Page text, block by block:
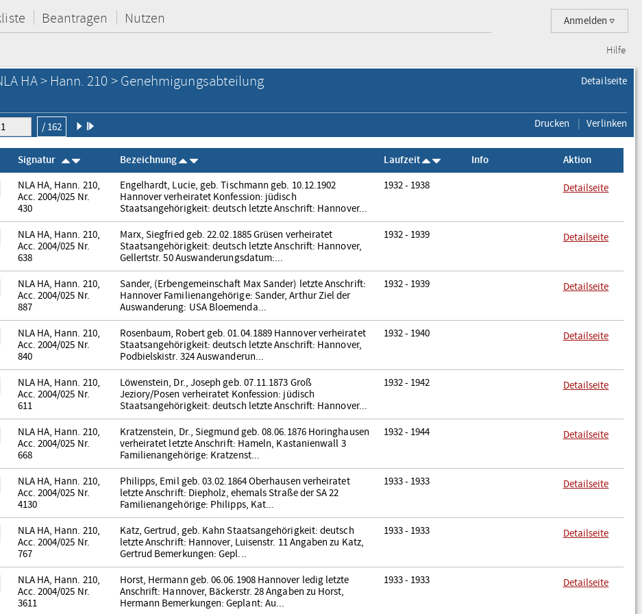
Anmelden
Beantragen Nutzen
Hilfe
Detailseite
HA > Hann. 210 > Genehmigungsabteilung
/ 162 Drucken Verlinken
Signatur Bezeichnung Laufzeit Info Aktion
NLA HA, Hann. 210,
Acc. 2004/025 Nr.
430
Engelhardt, Lucie, geb. Tischmann geb. 10.12.1902
Hannover verheiratet Konfession: jüdisch
Staatsangehörigkeit: deutsch letzte Anschrift: Hannover...
1932 - 1938 Detailseite
NLA HA, Hann. 210,
Acc. 2004/025 Nr.
638
Marx, Siegfried geb. 22.02.1885 Grüsen verheiratet
Staatsangehörigkeit: deutsch letzte Anschrift: Hannover,
Gellertstr. 50 Auswanderungsdatum:...
1932 - 1939 Detailseite
NLA HA, Hann. 210,
Acc. 2004/025 Nr.
887
Sander, (Erbengemeinschaft Max Sander) letzte Anschrift:
Hannover Familienangehörige: Sander, Arthur Ziel der
Auswanderung: USA Bloemenda...
1932 - 1939 Detailseite
NLA HA, Hann. 210,
Acc. 2004/025 Nr.
840
Rosenbaum, Robert geb. 01.04.1889 Hannover verheiratet
Staatsangehörigkeit: deutsch letzte Anschrift: Hannover,
Podbielskistr. 324 Auswanderun...
1932 - 1940 Detailseite
NLA HA, Hann. 210,
Acc. 2004/025 Nr.
611
Löwenstein, Dr., Joseph geb. 07.11.1873 Groß
Jeziory/Posen verheiratet Konfession: jüdisch
Staatsangehörigkeit: deutsch letzte Anschrift: Hannover...
1932 - 1942 Detailseite
NLA HA, Hann. 210,
Acc. 2004/025 Nr.
668
Kratzenstein, Dr., Siegmund geb. 08.06.1876 Horinghausen
verheiratet letzte Anschrift: Hameln, Kastanienwall 3
Familienangehörige: Kratzenst...
1932 - 1944 Detailseite
NLA HA, Hann. 210,
Acc. 2004/025 Nr.
4130
Philipps, Emil geb. 03.02.1864 Oberhausen verheiratet
letzte Anschrift: Diepholz, ehemals Straße der SA 22
Familienangehörige: Philipps, Kat...
1933 - 1933 Detailseite
NLA HA, Hann. 210,
Acc. 2004/025 Nr.
767
Katz, Gertrud, geb. Kahn Staatsangehörigkeit: deutsch
letzte Anschrift: Hannover, Luisenstr. 11 Angaben zu Katz,
Gertrud Bemerkungen: Gepl...
1933 - 1933 Detailseite
NLA HA, Hann. 210,
Acc. 2004/025 Nr.
3611
Horst, Hermann geb. 06.06.1908 Hannover ledig letzte
Anschrift: Hannover, Bäckerstr. 28 Angaben zu Horst,
Hermann Bemerkungen: Geplant: Au...
1933 - 1933 Detailseite